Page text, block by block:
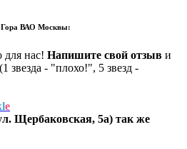
ВАО Москвы:
нас! Напишите свой отзыв и
звезда - "плохо!", 5 звезд -
e
Щербаковская, 5а) так же